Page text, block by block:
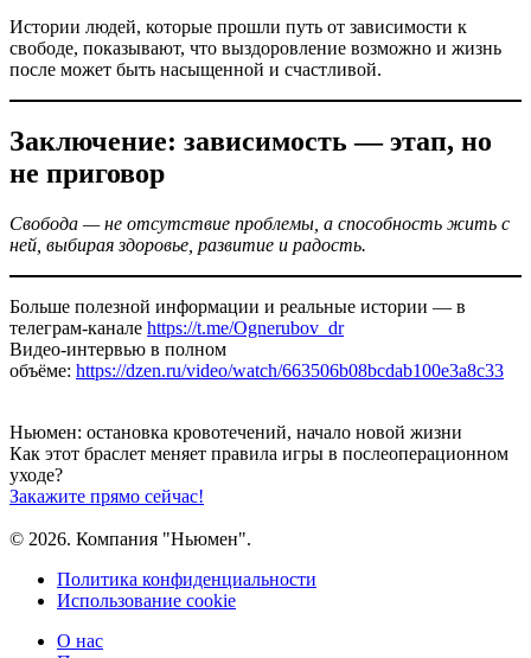
Истории людей, которые прошли путь от зависимости к
свободе, показывают, что выздоровление возможно и жизнь
после может быть насыщенной и счастливой.
Заключение: зависимость — этап, но
не приговор
Свобода — не отсутствие проблемы, а способность жить с
ней, выбирая здоровье, развитие и радость.
Больше полезной информации и реальные истории — в
телеграм-канале https://t.me/Ognerubov_dr
Видео-интервью в полном
объёме: https://dzen.ru/video/watch/663506b08bcdab100e3a8c33
Ньюмен: остановка кровотечений, начало новой жизни
Как этот браслет меняет правила игры в послеоперационном
уходе?
Закажите прямо сейчас!
© 2026. Компания "Ньюмен".
Политика конфиденциальности
Использование cookie
О нас